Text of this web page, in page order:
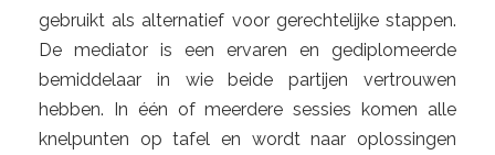
gebruikt als alternatief voor gerechtelijke stappen.
De mediator is een ervaren en gediplomeerde
bemiddelaar in wie beide partijen vertrouwen
hebben. In één of meerdere sessies komen alle
knelpunten op tafel en wordt naar oplossingen